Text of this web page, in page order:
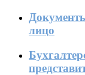
лицо